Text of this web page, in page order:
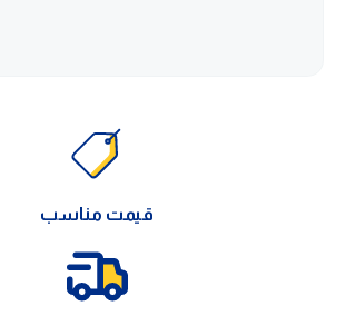
قیمت مناسب